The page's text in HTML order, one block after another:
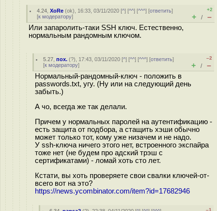
4.24 ,XoRe (ok), 16:33, 03/11/2020 [^] [^^] [^^^] [ответить]
[к модератору]
+2
+ / –
Или запаролить-таки SSH ключ. Естественно,
нормальным рандомным ключом.
5.27 ,пох. (?), 17:43, 03/11/2020 [^] [^^] [^^^] [ответить]
[к модератору]
–2
+ / –
Нормальный-рандомный-ключ - положить в
passwords.txt, угу. (Ну или на следующий день
забыть.)
А чо, всегда же так делали.
Причем у нормальных паролей на аутентификацию -
есть защита от подбора, а стащить хэши обычно
может только тот, кому уже низачем и не надо.
У ssh-ключа ничего этого нет, встроенного экспайра
тоже нет (не будем про адский трэш с
сертификатами) - ломай хоть сто лет.
Кстати, вы хоть проверяете свои свалки ключей-от-
всего вот на это?
https://news.ycombinator.com/item?id=17682946
–1